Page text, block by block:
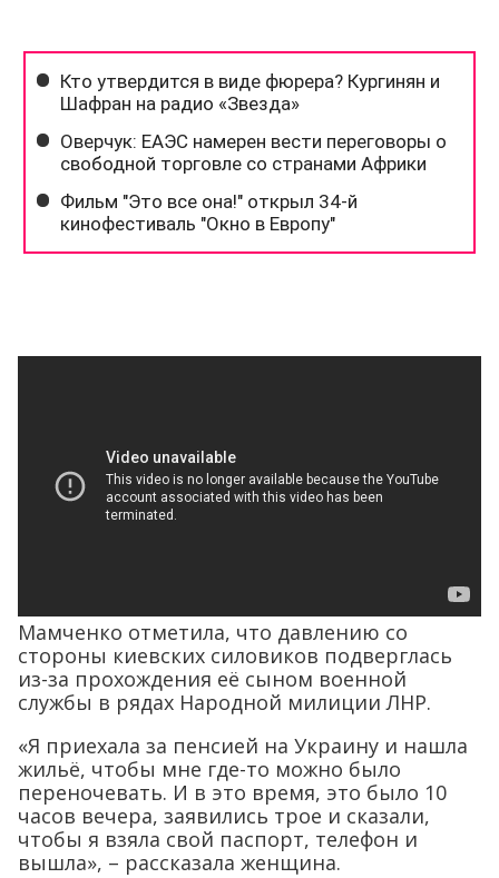
Мамченко отметила, что давлению со
стороны киевских силовиков подверглась
из-за прохождения её сыном военной
службы в рядах Народной милиции ЛНР.
«Я приехала за пенсией на Украину и нашла
жильё, чтобы мне где-то можно было
переночевать. И в это время, это было 10
часов вечера, заявились трое и сказали,
чтобы я взяла свой паспорт, телефон и
вышла», – рассказала женщина.